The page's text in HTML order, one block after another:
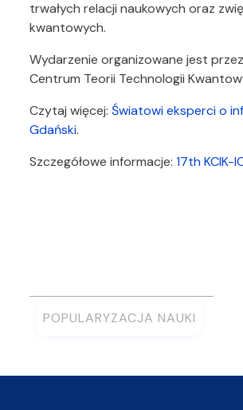
trwałych relacji naukowych oraz
kwantowych.
Wydarzenie organizowane jest
Centrum Teorii Technologii
Czytaj więcej: Światowi eksperci o
Gdański.
Szczegółowe informacje: 17th KCIK-
POPULARYZACJA NAUKI